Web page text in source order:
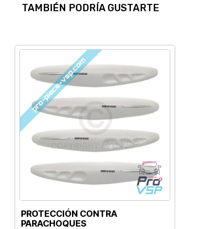
TAMBIÉN PODRÍA GUSTARTE
PROTECCIÓN CONTRA
PARACHOQUES